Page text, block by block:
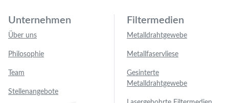
Unternehmen
Über uns
Philosophie
Team
Stellenangebote
Filtermedien
Metalldrahtgewebe
Metallfaservliese
Gesinterte
Metalldrahtgewebe